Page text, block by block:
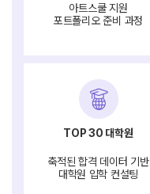
아트스쿨 지원
포트폴리오 준비 과정
TOP 30 대학원
축적된 합격 데이터 기반
대학원 입학 컨설팅